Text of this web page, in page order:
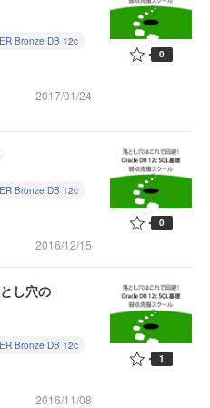
Bronze DB 12c
2017/01/24
0
Bronze DB 12c
2016/12/15
0
し穴の
Bronze DB 12c
2016/11/08
1